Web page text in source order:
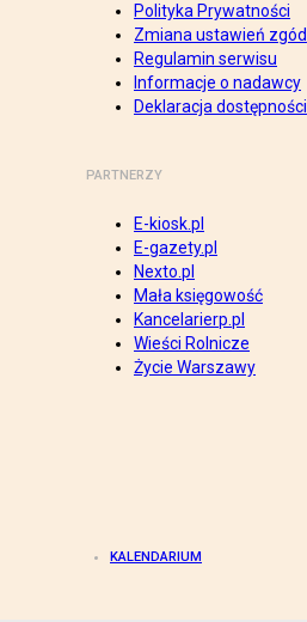
Polityka Prywatności
Zmiana ustawień zgód
Regulamin serwisu
Informacje o nadawcy
Deklaracja dostępności
PARTNERZY
E-kiosk.pl
E-gazety.pl
Nexto.pl
Mała księgowość
Kancelarierp.pl
Wieści Rolnicze
Życie Warszawy
KALENDARIUM